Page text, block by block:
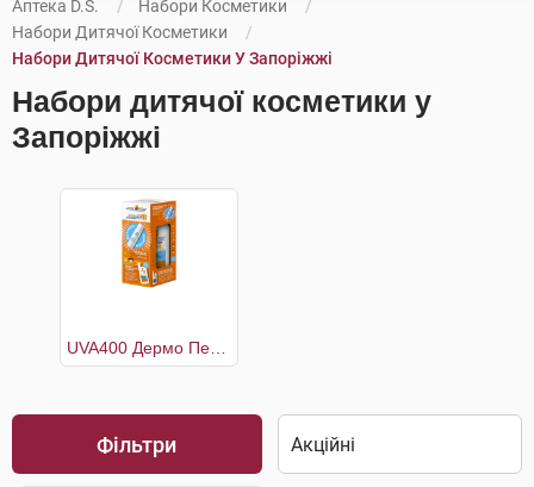
Аптека D.S.
Набори Косметики
Набори Дитячої Косметики
Набори Дитячої Косметики У Запоріжжі
Набори дитячої косметики у
Запоріжжі
Фільтри